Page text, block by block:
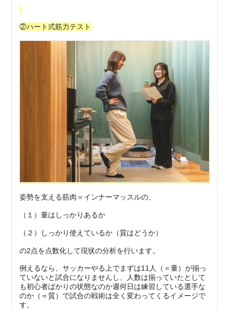
②ハート式筋力テスト
姿勢を支える筋肉＝インナーマッスルの、
（１）量はしっかりあるか
（２）しっかり使えているか（質はどうか）
の2点を点数化して現状の分析を行います。
例えるなら、サッカーやる上でまずは11人（＝量）が揃っ
ていないと試合になりませんし、人数は揃っていたとして
も初心者ばかりの状態なのか週何日は練習している選手な
のか（＝質）で試合の戦術は全く変わってくるイメージで
す。